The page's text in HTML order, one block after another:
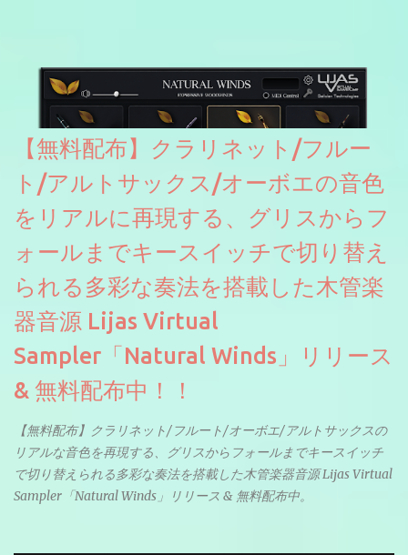
【無料配布】クラリネット/フルー
ト/アルトサックス/オーボエの音色
をリアルに再現する、グリスからフ
ォールまでキースイッチで切り替え
られる多彩な奏法を搭載した木管楽
器音源 Lijas Virtual
Sampler「Natural Winds」リリース
& 無料配布中！！
【無料配布】クラリネット/フルート/オーボエ/アルトサックスの
リアルな音色を再現する、グリスからフォールまでキースイッチ
で切り替えられる多彩な奏法を搭載した木管楽器音源 Lijas Virtual
Sampler「Natural Winds」リリース & 無料配布中。